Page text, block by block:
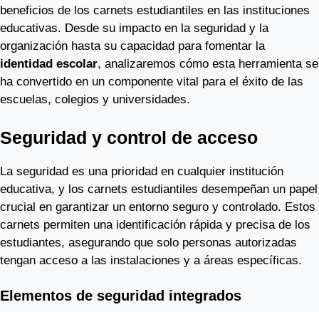
beneficios de los carnets estudiantiles en las instituciones
educativas. Desde su impacto en la seguridad y la
organización hasta su capacidad para fomentar la
identidad escolar, analizaremos cómo esta herramienta se
ha convertido en un componente vital para el éxito de las
escuelas, colegios y universidades.
Seguridad y control de acceso
La seguridad es una prioridad en cualquier institución
educativa, y los carnets estudiantiles desempeñan un papel
crucial en garantizar un entorno seguro y controlado. Estos
carnets permiten una identificación rápida y precisa de los
estudiantes, asegurando que solo personas autorizadas
tengan acceso a las instalaciones y a áreas específicas.
Elementos de seguridad integrados